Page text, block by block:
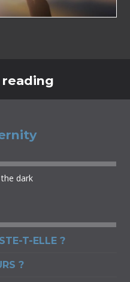
dark
T-ELLE ?
?